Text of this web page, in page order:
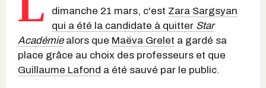
dimanche 21 mars, c'est Zara Sargsyan
qui a été la candidate à quitter Star
Académiealors que Maëva Grelet a gardé sa
place grâce au choix des professeurs et que
Guillaume Lafond a été sauvé par le public.